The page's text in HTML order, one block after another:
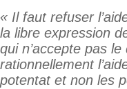
« Il faut refuser
la libre expression
qui n’accepte pas
rationnellement
potentat et non les